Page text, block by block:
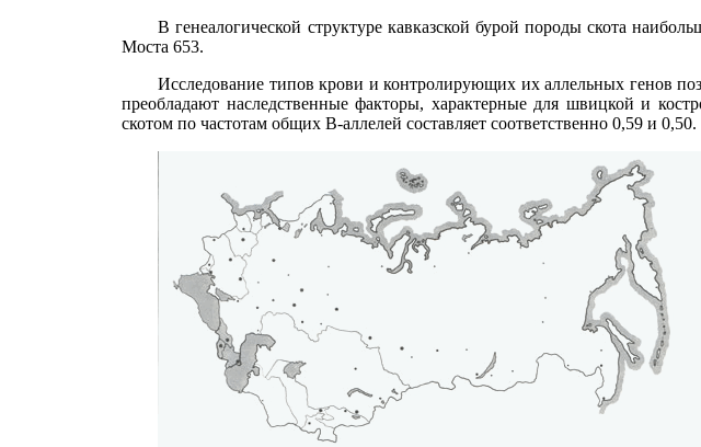
В генеалогической структуре кавказской бурой породы скота
Моста 653.
Исследование типов крови и контролирующих их аллельных генов
преобладают наследственные факторы, характерные для швицкой и
скотом по частотам общих В-аллелей составляет соответственно 0,59 и 0,50.